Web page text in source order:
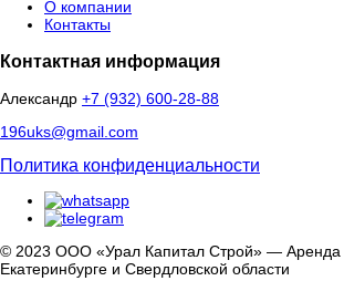
О компании
Контакты
Контактная информация
Александр +7 (932) 600-28-88
196uks@gmail.com
Политика конфиденциальности
© 2023 ООО «Урал Капитал Строй» — Аренда
Екатеринбурге и Свердловской области